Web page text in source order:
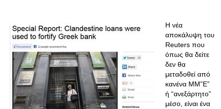
Η νέα
αποκάλυψη του
Reuters που
όπως θα δείτε
δεν θα
μεταδοθεί από
κανένα ΜΜ”Ε”
ή “ανεξάρτητο”
μέσο, είναι ένα